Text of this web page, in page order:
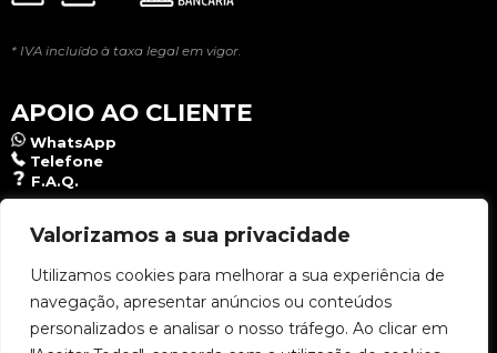
Valorizamos a sua privacidade
Utilizamos cookies para melhorar a sua experiência de
navegação, apresentar anúncios ou conteúdos
personalizados e analisar o nosso tráfego. Ao clicar em
* IVA incluído à taxa legal em vigor.
APOIO AO CLIENTE
WhatsApp
Telefone
F.A.Q.
NEWSLETTER